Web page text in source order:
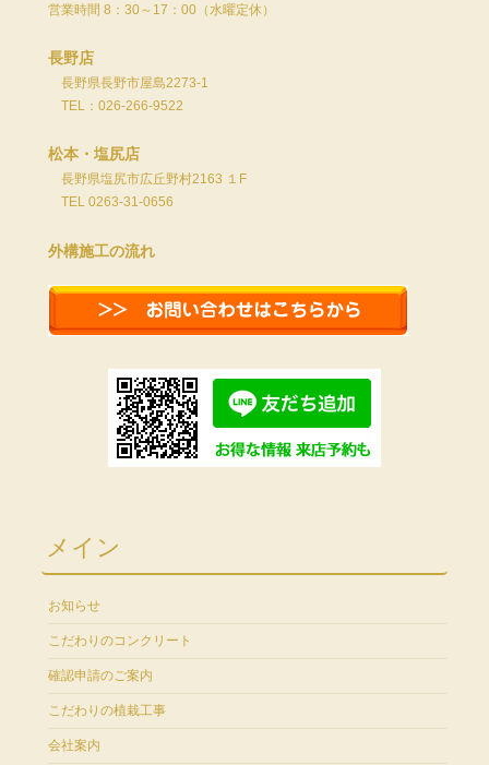
営業時間 8：30～17：00（水曜定休）
長野店
長野県長野市屋島2273-1
TEL：026-266-9522
松本・塩尻店
長野県塩尻市広丘野村2163 １F
TEL 0263-31-0656
外構施工の流れ
メイン
お知らせ
こだわりのコンクリート
確認申請のご案内
こだわりの植栽工事
会社案内